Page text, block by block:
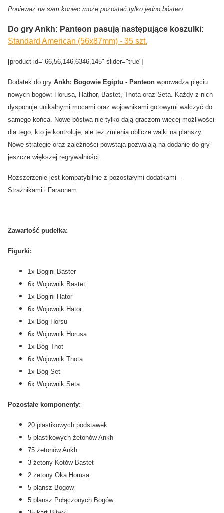
Ponieważ na sam koniec może pozostać tylko jedno bóstwo.
Do gry Ankh: Panteon pasują następujące koszulki:
Standard American (56x87mm) - 35 szt.
[product id="66,56,146,6346,145" slider="true"]
Dodatek do gry Ankh: Bogowie Egiptu - Panteon wprowadza pięciu
nowych bogów: Horusa, Hathor, Bastet, Thota oraz Seta. Każdy z nich
dysponuje unikalnymi mocami oraz wojownikami gotowymi walczyć do
samego końca. Nowe bóstwa nie tylko dają graczom więcej możliwości
dla tego, kto je kontroluje, ale też zmienia oblicze walki na planszy.
Nowe strategie oraz zależności powstają pozwalają na dodanie do gry
jeszcze większej regrywalności.
Rozszerzenie jest kompatybilnie z pozostałymi dodatkami -
Strażnikami i Faraonem.
Zawartość pudełka:
Figurki:
1x Bogini Baster
6x Wojownik Bastet
1x Bogini Hator
6x Wojownik Hator
1x Bóg Horsu
6x Wojownik Horusa
1x Bóg Thot
6x Wojownik Thota
1x Bóg Set
6x Wojownik Seta
Pozostałe komponenty:
20 plastikowych podstawek
5 plastikowych żetonów Ankh
75 żetonów Ankh
3 żetony Kotów Bastet
2 żetony Oka Horusa
5 plansz Bogow
5 plansz Połączonych Bogów